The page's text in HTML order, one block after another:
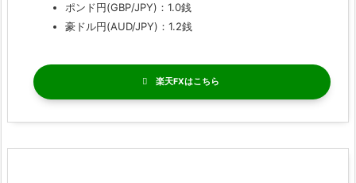
ポンド円(GBP/JPY)：1.0銭
豪ドル円(AUD/JPY)：1.2銭
楽天FX